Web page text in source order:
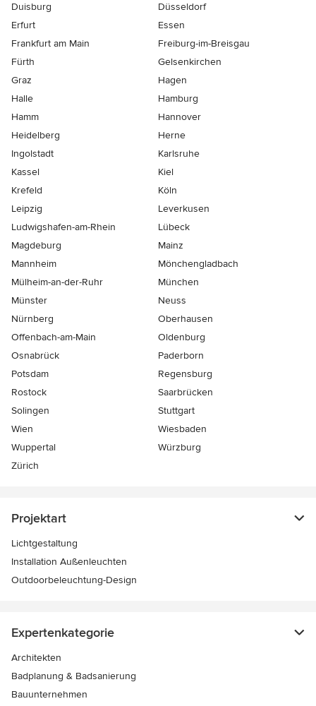
Duisburg
Düsseldorf
Erfurt
Essen
Frankfurt am Main
Freiburg-im-Breisgau
Fürth
Gelsenkirchen
Graz
Hagen
Halle
Hamburg
Hamm
Hannover
Heidelberg
Herne
Ingolstadt
Karlsruhe
Kassel
Kiel
Krefeld
Köln
Leipzig
Leverkusen
Ludwigshafen-am-Rhein
Lübeck
Magdeburg
Mainz
Mannheim
Mönchen­gladbach
Mülheim-an-der-Ruhr
München
Münster
Neuss
Nürnberg
Oberhausen
Offenbach-am-Main
Oldenburg
Osnabrück
Paderborn
Potsdam
Regensburg
Rostock
Saarbrücken
Solingen
Stuttgart
Wien
Wiesbaden
Wuppertal
Würzburg
Zürich
Projektart
Lichtgestaltung
Installation Außenleuchten
Outdoorbeleuchtung-Design
Expertenkategorie
Architekten
Badplanung & Badsanierung
Bauunternehmen